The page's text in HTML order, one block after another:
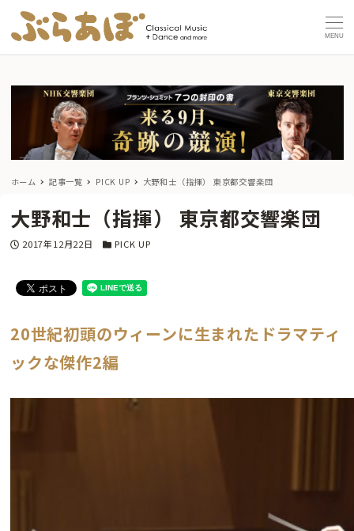
MENU
ホーム 記事一覧 PICK UP 大野和士（指揮） 東京都交響楽団
大野和士（指揮） 東京都交響楽団
投稿日
2017年12月22日 カテゴリー
PICK UP
20世紀初頭のウィーンに生まれたドラマティ
ックな傑作2編